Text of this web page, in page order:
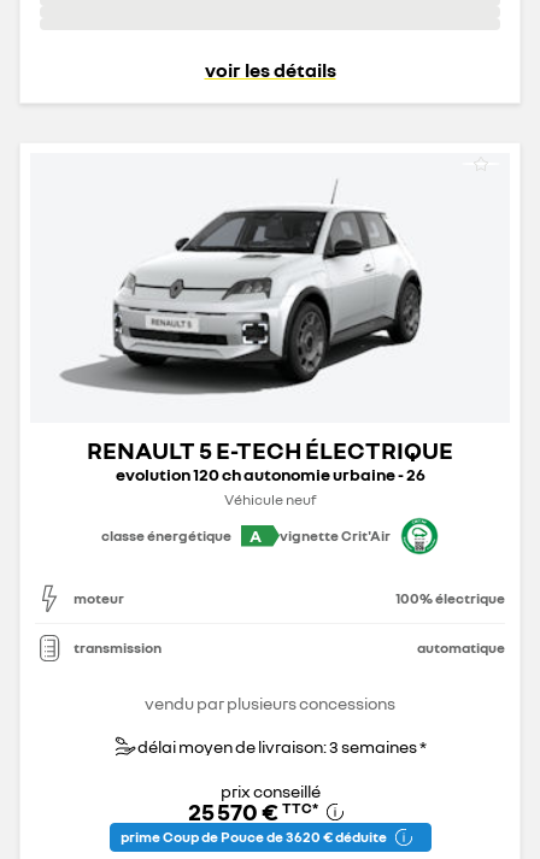
voir les détails
RENAULT 5 E-TECH ÉLECTRIQUE
evolution 120 ch autonomie urbaine - 26
Véhicule neuf
classe énergétique
A vignette Crit'Air
moteur 100% électrique
transmission automatique
vendu par plusieurs concessions
délai moyen de livraison: 3 semaines *
prix conseillé
25 570 € TTC*
prime Coup de Pouce de 3 620 € déduite